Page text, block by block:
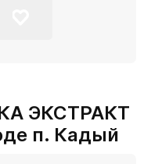
ЭКСТРАКТ
п. Кадый